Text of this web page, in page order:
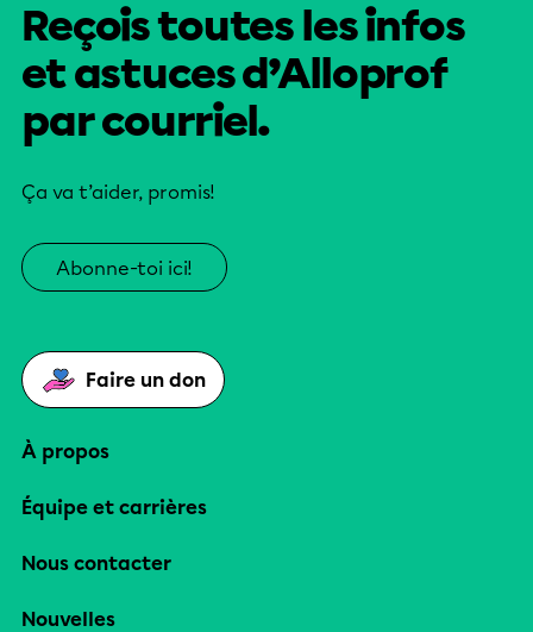
Reçois toutes les infos
et astuces d’Alloprof
par courriel.
Ça va t’aider, promis!
Abonne-toi ici!
Faire un don
À propos
Équipe et carrières
Nous contacter
Nouvelles